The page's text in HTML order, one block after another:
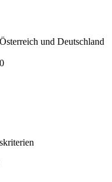
und Deutschland